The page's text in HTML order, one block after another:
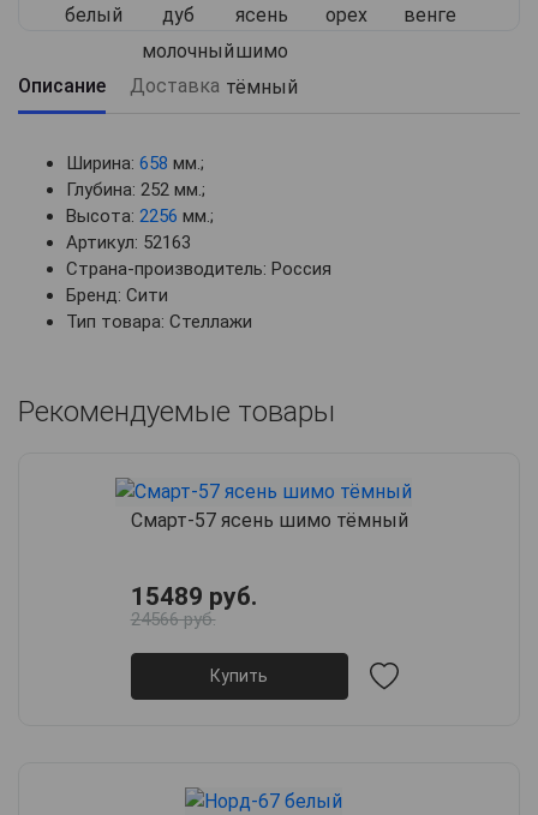
Описание Доставка
Ширина: 658 мм.;
Глубина: 252 мм.;
Высота: 2256 мм.;
Артикул: 52163
Страна-производитель: Россия
Бренд: Сити
Тип товара: Стеллажи
Рекомендуемые товары
Смарт-57 ясень шимо тёмный
15489 руб.
24566 руб.
Купить